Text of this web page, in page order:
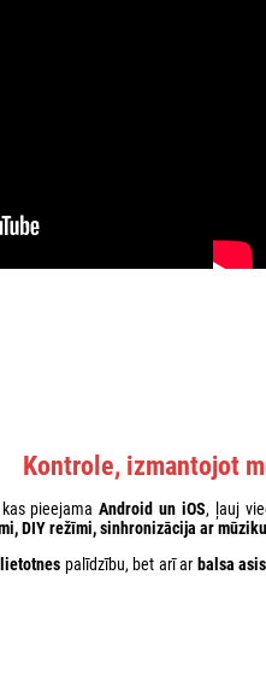
Kontrole, izmantojot
pieejamaAndroid un iOS, ļauj
DIY režīmi, sinhronizācija ar
palīdzību, bet arī ar balsa